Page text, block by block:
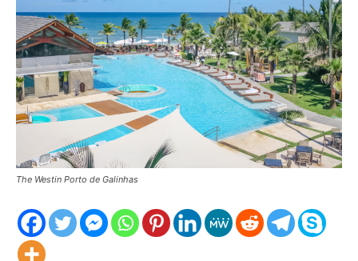
The Westin Porto de Galinhas